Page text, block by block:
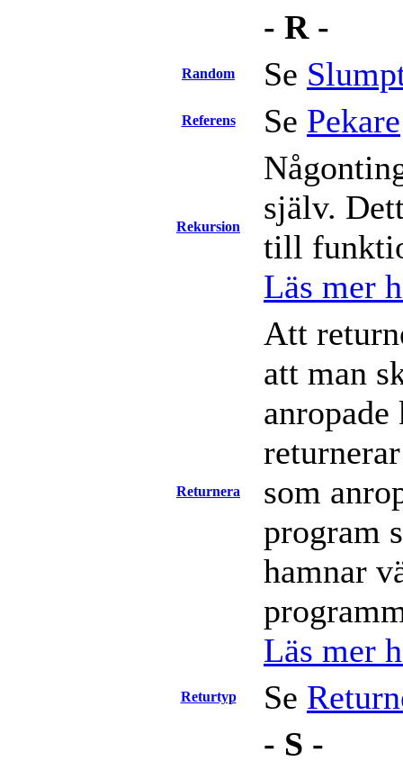
- R -
Random Se
Referens Se Pekare
Rekursion
själv.
till
Läs mer
Returnera
Att
att man
som
program
hamnar
Läs mer
Returtyp Se
- S -